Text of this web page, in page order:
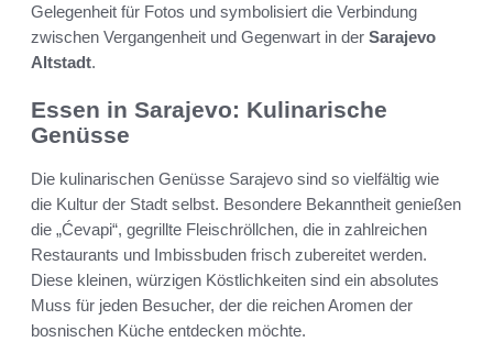
Gelegenheit für Fotos und symbolisiert die Verbindung
zwischen Vergangenheit und Gegenwart in der Sarajevo
Altstadt.
Essen in Sarajevo: Kulinarische
Genüsse
Die kulinarischen Genüsse Sarajevo sind so vielfältig wie
die Kultur der Stadt selbst. Besondere Bekanntheit genießen
die „Ćevapi“, gegrillte Fleischröllchen, die in zahlreichen
Restaurants und Imbissbuden frisch zubereitet werden.
Diese kleinen, würzigen Köstlichkeiten sind ein absolutes
Muss für jeden Besucher, der die reichen Aromen der
bosnischen Küche entdecken möchte.